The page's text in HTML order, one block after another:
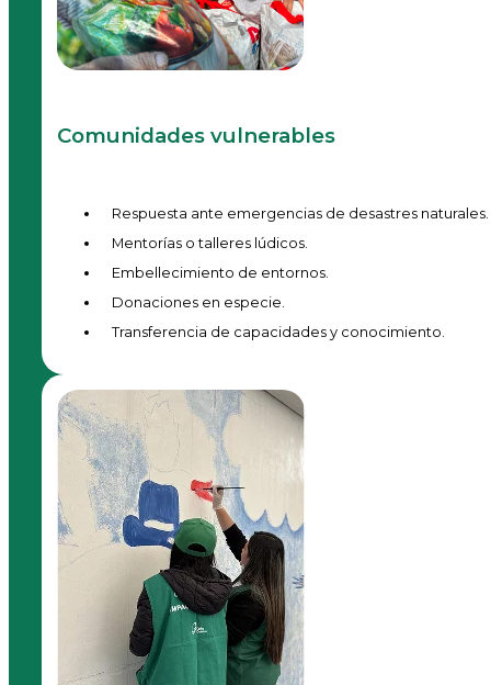
Comunidades vulnerables
Respuesta ante emergencias de desastres naturales.
Mentorías o talleres lúdicos.
Embellecimiento de entornos.
Donaciones en especie.
Transferencia de capacidades y conocimiento.